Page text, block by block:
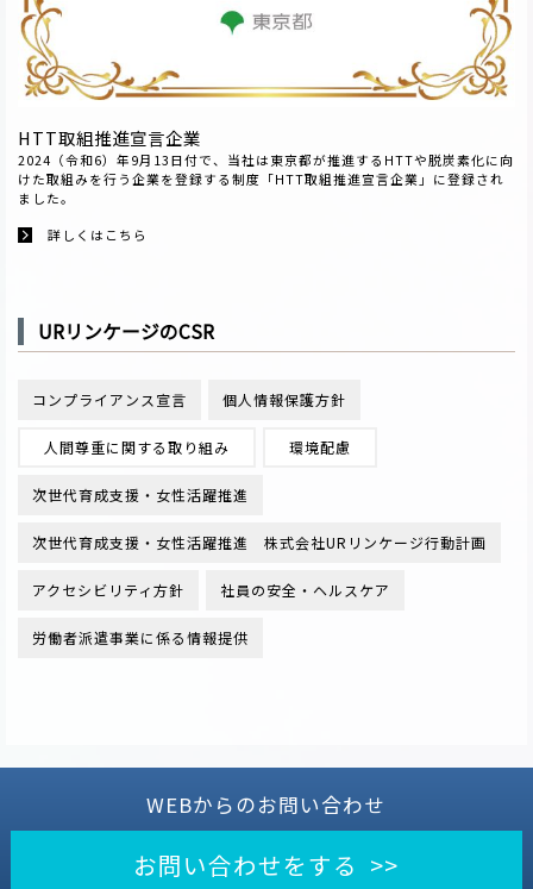
HTT取組推進宣言企業
2024 （令和6）年9月 13日付で、当社は東京都が推進する HTTや脱炭素化に向
けた取組みを行う企業を登録する制度「HTT取組推進宣言企業」に登録され
ました。
詳しくはこちら
URリンケージのCSR
コンプライアンス宣言 個人情報保護方針
人間尊重に関する取り組み 環境配慮
次世代育成支援・女性活躍推進
次世代育成支援・女性活躍推進 株式会社URリンケージ行動計画
アクセシビリティ方針 社員の安全・ヘルスケア
労働者派遣事業に係る情報提供
WEBからのお問い合わせ
お問い合わせをする >>